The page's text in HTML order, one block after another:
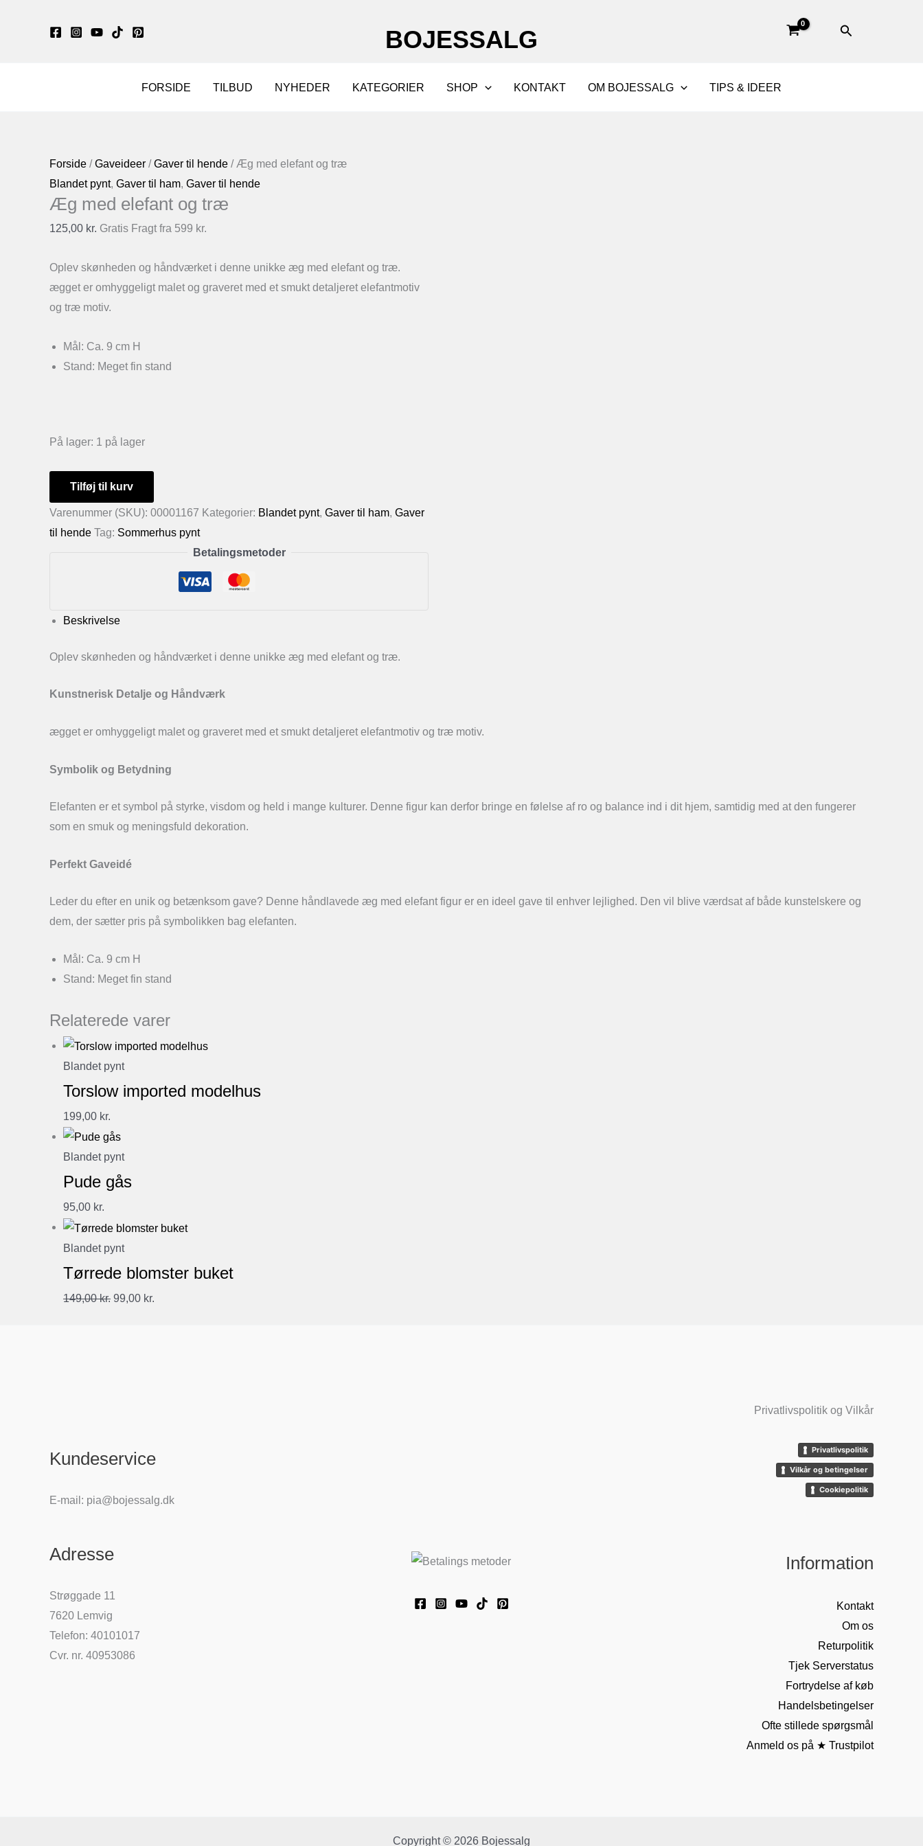
BOJESSALG Søg
FORSIDE TILBUD NYHEDER KATEGORIER SHOP KONTAKT OM BOJESSALG TIPS & IDEER
Forside /Gaveideer /Gaver til hende / Æg med elefant og træ
Blandet pynt, Gaver til ham, Gaver til hende
Æg med elefant og træ
125,00 kr. Gratis Fragt fra 599 kr.
Oplev skønheden og håndværket i denne unikke æg med elefant og træ.
ægget er omhyggeligt malet og graveret med et smukt detaljeret elefantmotiv
og træ motiv.
Mål: Ca. 9 cm H
Stand: Meget fin stand
På lager: 1 på lager
med
elefant
og
Tilføj til kurv
Varenummer (SKU): 00001167 Kategorier: Blandet pynt, Gaver til ham, Gaver
til hende Tag: Sommerhus pynt
Betalingsmetoder
Beskrivelse
Oplev skønheden og håndværket i denne unikke æg med elefant og træ.
Kunstnerisk Detalje og Håndværk
ægget er omhyggeligt malet og graveret med et smukt detaljeret elefantmotiv og træ motiv.
Symbolik og Betydning
Elefanten er et symbol på styrke, visdom og held i mange kulturer. Denne figur kan derfor bringe en følelse af ro og balance ind i dit hjem, samtidig med at den fungerer
som en smuk og meningsfuld dekoration.
Perfekt Gaveidé
Leder du efter en unik og betænksom gave? Denne håndlavede æg med elefant figur er en ideel gave til enhver lejlighed. Den vil blive værdsat af både kunstelskere og
dem, der sætter pris på symbolikken bag elefanten.
Mål: Ca. 9 cm H
Stand: Meget fin stand
Relaterede varer
Blandet pynt
Torslow imported modelhus
199,00 kr.
Blandet pynt
Pude gås
95,00 kr.
Blandet pynt
Tørrede blomster buket
149,00kr. Den
99,00 kr.
Kundeservice
E-mail: pia@bojessalg.dk
Adresse
Strøggade 11
7620 Lemvig
Telefon: 40101017
Cvr. nr. 40953086
Privatlivspolitik og Vilkår
Privatlivspolitik
Vilkår og betingelser
Cookiepolitik
Information
Kontakt
Om os
Returpolitik
Tjek Serverstatus
Fortrydelse af køb
Handelsbetingelser
Ofte stillede spørgsmål
Anmeld os på ★ Trustpilot
Copyright © 2026 Bojessalg